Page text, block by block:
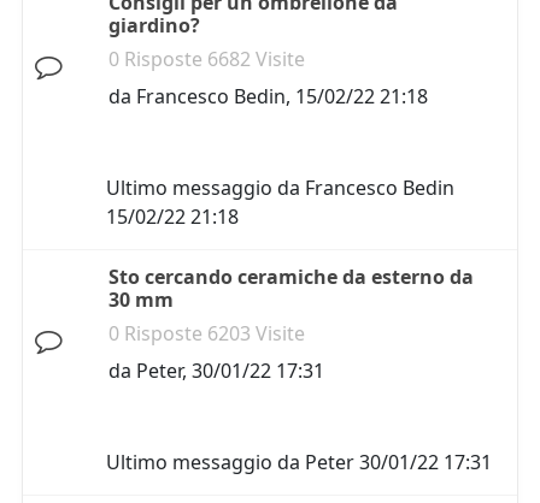
giardino?
0 Risposte 6682 Visite
da Francesco Bedin, 15/02/22 21:18
Ultimo messaggio da Francesco Bedin
15/02/22 21:18
Sto cercando ceramiche da esterno da
30 mm
0 Risposte 6203 Visite
da Peter, 30/01/22 17:31
Ultimo messaggio da Peter30/01/22 17:31